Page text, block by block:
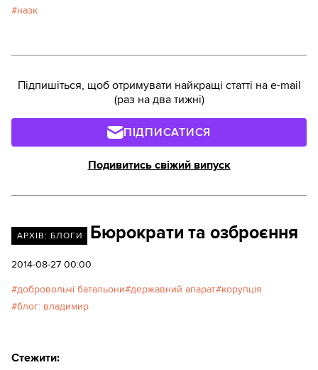
назк
Підпишіться, щоб отримувати найкращі статті на e-mail
(раз на два тижні)
ПІДПИСАТИСЯ
Подивитись свіжий випуск
АРХІВ: БЛОГИ Бюрократи та озброєння
2014-08-27 00:00
добровольчі батальони державний апарат корупція
блог: владимир
Стежити: